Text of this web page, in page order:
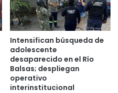
Intensifican búsqueda de
adolescente
desaparecido en el Río
Balsas; despliegan
operativo
interinstitucional